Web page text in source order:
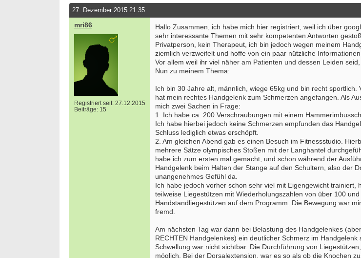
27. Dezember 2015 21:35
mri86
Registriert seit: 27.12.2015
Beiträge: 15
Hallo Zusammen, ich habe mich hier registriert, weil ich über
sehr interessante Themen mit sehr kompetenten Antworten
Privatperson, kein Therapeut, ich bin jedoch wegen meinem
ziemlich verzweifelt und hoffe von ein paar nützliche Informationen
Vor allem weil ihr viel näher am Patienten und dessen Leiden seid,
Nun zu meinem Thema:
Ich bin 30 Jahre alt, männlich, wiege 65kg und bin recht sportlich.
hat mein rechtes Handgelenk zum Schmerzen angefangen. Als
mich zwei Sachen in Frage:
1. Ich habe ca. 200 Verschraubungen mit einem
Ich habe hierbei jedoch keine Schmerzen empfunden das
Schluss lediglich etwas erschöpft.
2. Am gleichen Abend gab es einen Besuch im Fitnessstudio.
mehrere Sätze olympisches Stoßen mit der Langhantel
habe ich zum ersten mal gemacht, und schon während der
Handgelenk beim Halten der Stange auf den Schultern, also der
unangenehmes Gefühl da.
Ich habe jedoch vorher schon sehr viel mit Eigengewicht trainiert,
teilweise Liegestützen mit Wiederholungszahlen von über 100 und
Handstandliegestützen auf dem Programm. Die Bewegung war
fremd.
Am nächsten Tag war dann bei Belastung des Handgelenkes
RECHTEN Handgelenkes) ein deutlicher Schmerz im Handgelenk
Schwellung war nicht sichtbar. Die Durchführung von
möglich. Bei der Dorsalextension, war es so als ob die Knochen